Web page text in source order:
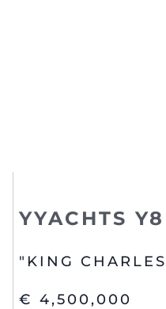
YYACHTS
"KING
€ 4,500,000